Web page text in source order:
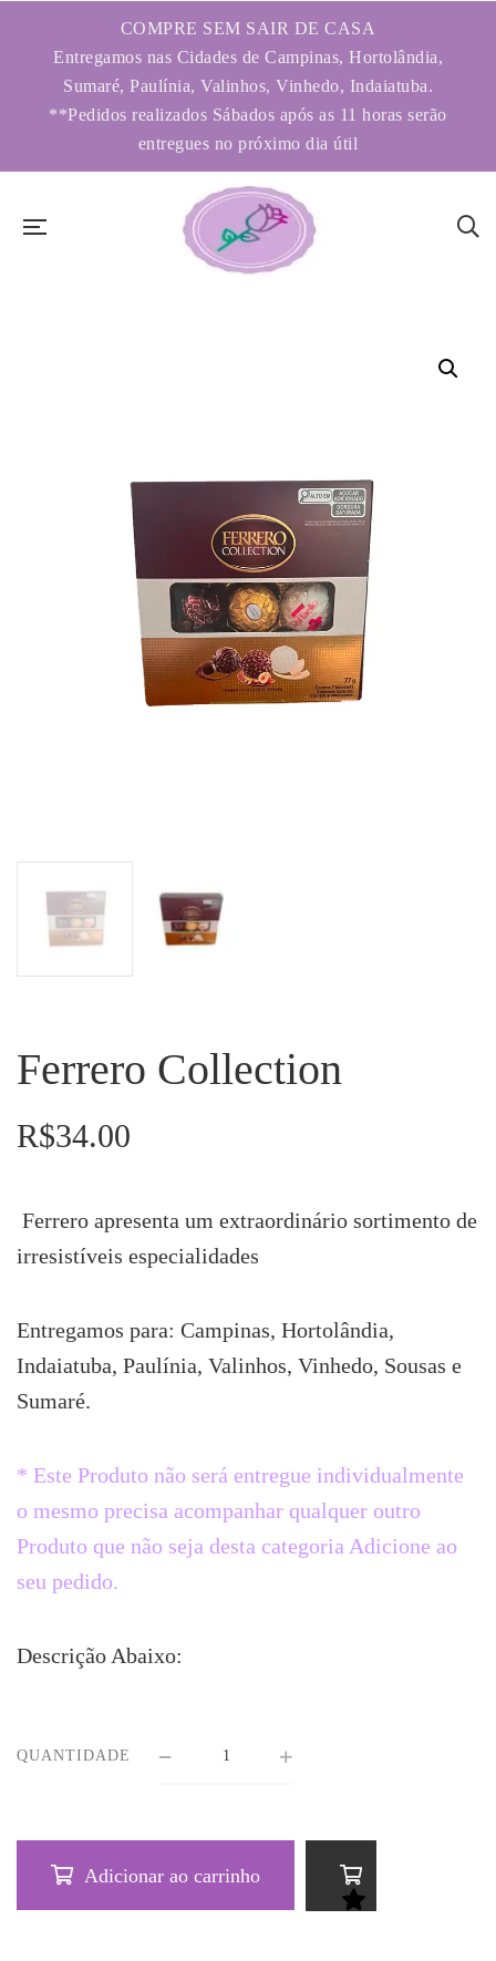
COMPRE SEM SAIR DE CASA
Entregamos nas Cidades de Campinas, Hortolândia,
Sumaré, Paulínia, Valinhos, Vinhedo, Indaiatuba.
**Pedidos realizados Sábados após as 11 horas serão
entregues no próximo dia útil
Ferrero Collection
R$34.00
Ferrero apresenta um extraordinário sortimento de
irresistíveis especialidades
Entregamos para: Campinas, Hortolândia,
Indaiatuba, Paulínia, Valinhos, Vinhedo, Sousas e
Sumaré.
* Este Produto não será entregue individualmente
o mesmo precisa acompanhar qualquer outro
Produto que não seja desta categoria Adicione ao
seu pedido.
Descrição Abaixo:
QUANTIDADE
Adicionar ao carrinho